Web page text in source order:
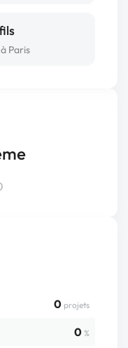
0 projets
0 %
Paris